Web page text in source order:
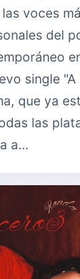
voces
del
single "A
que ya
las
a…